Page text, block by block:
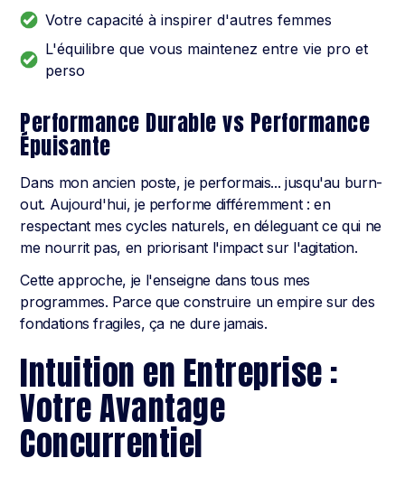
Votre capacité à inspirer d'autres femmes
L'équilibre que vous maintenez entre vie pro et
perso
Performance Durable vs Performance
Épuisante
Dans mon ancien poste, je performais... jusqu'au burn-
out. Aujourd'hui, je performe différemment : en
respectant mes cycles naturels, en déleguant ce qui ne
me nourrit pas, en priorisant l'impact sur l'agitation.
Cette approche, je l'enseigne dans tous mes
programmes. Parce que construire un empire sur des
fondations fragiles, ça ne dure jamais.
Intuition en Entreprise :
Votre Avantage
Concurrentiel